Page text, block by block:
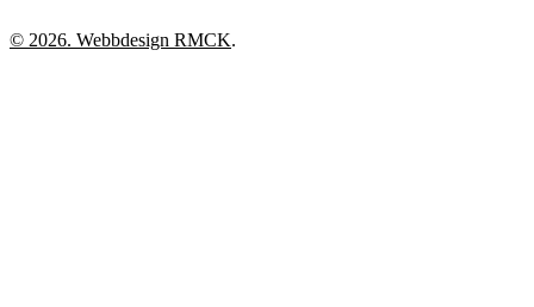
© 2026. Webbdesign RMCK.